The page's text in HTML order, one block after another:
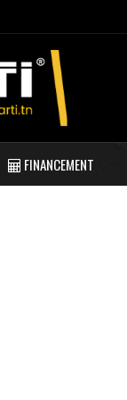
FINANCEMENT